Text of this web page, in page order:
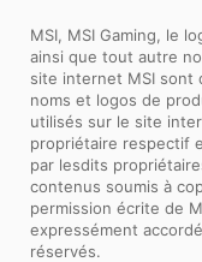
MSI, MSI Gaming, le
ainsi que tout autre
site internet MSI sont
noms et logos de
utilisés sur le site
propriétaire respectif
par lesdits
contenus soumis à
permission écrite de
expressément
réservés.